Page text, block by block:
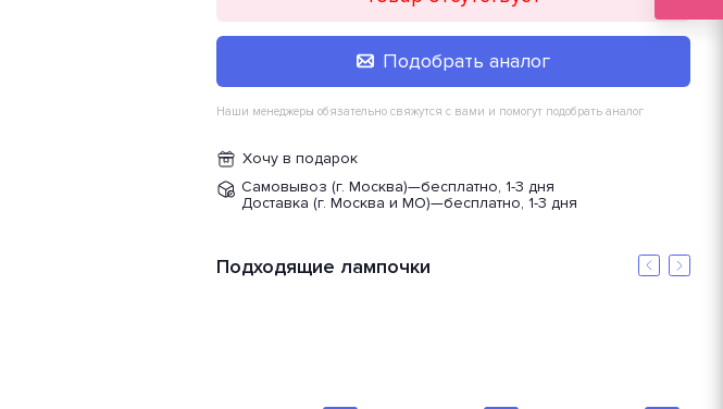
Подобрать аналог
Наши менеджеры обязательно свяжутся с вами и помогут подобрать аналог
Хочу в подарок
Самовывоз (г. Москва)—бесплатно, 1-3 дня
Доставка (г. Москва и МО)—бесплатно, 1-3 дня
Подходящие лампочки